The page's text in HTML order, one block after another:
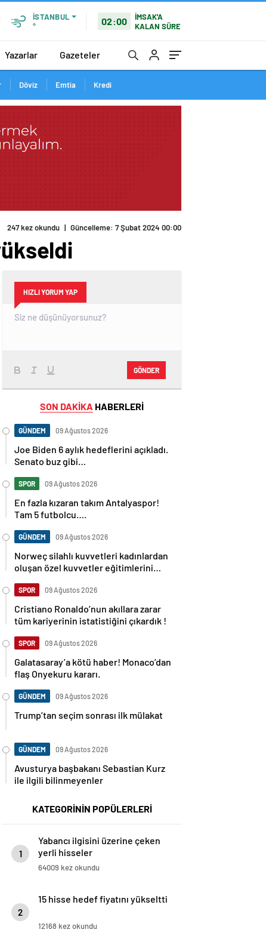
İSTANBUL
°
02:00
İMSAK'A
KALAN SÜRE
Yazarlar Gazeteler
Döviz Emtia Kredi
247 kez okundu | Güncelleme: 7 Şubat 2024 00:00
HIZLI YORUM YAP
GÖNDER
SON DAKİKA HABERLERİ
GÜNDEM 09 Ağustos 2026
Joe Biden 6 aylık hedeflerini açıkladı.
Senato buz gibi…
SPOR 09 Ağustos 2026
En fazla kızaran takım Antalyaspor!
Tam 5 futbolcu….
GÜNDEM 09 Ağustos 2026
Norweç silahlı kuvvetleri kadınlardan
oluşan özel kuvvetler eğitimlerini
SPOR 09 Ağustos 2026
Cristiano Ronaldo’nun akıllara zarar
tüm kariyerinin istatistiğini çıkardık !
SPOR 09 Ağustos 2026
Galatasaray’a kötü haber! Monaco’dan
flaş Onyekuru kararı.
GÜNDEM 09 Ağustos 2026
Trump’tan seçim sonrası ilk mülakat
GÜNDEM 09 Ağustos 2026
Avusturya başbakanı Sebastian Kurz
ile ilgili bilinmeyenler
KATEGORİNİN POPÜLERLERİ
1
Yabancı ilgisini üzerine çeken
yerli hisseler
64009 kez okundu
2
15 hisse hedef fiyatını yükseltti
12168 kez okundu